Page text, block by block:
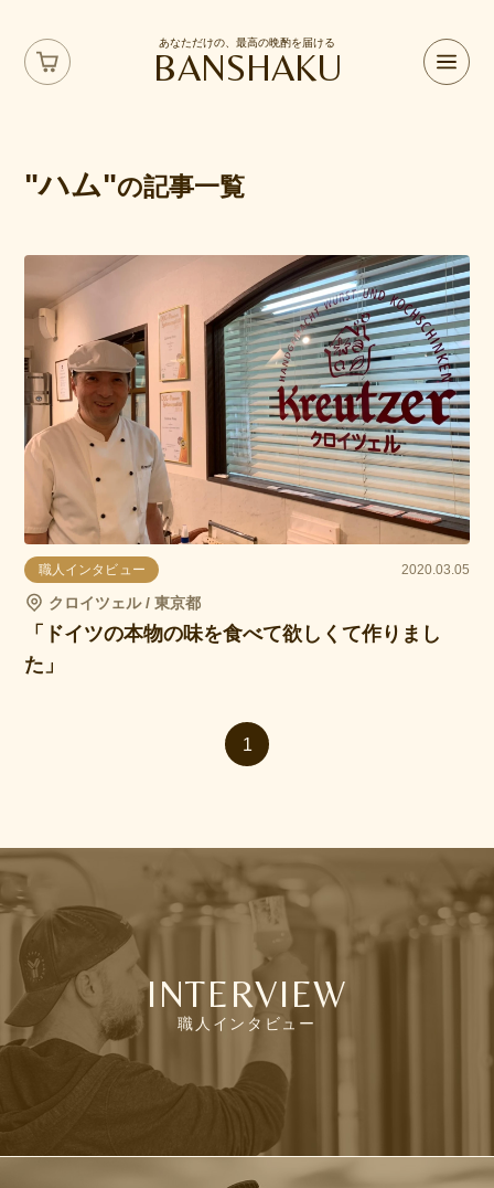
あなただけの、最高の晩酌を届ける
BANSHAKU
"ハム"の記事一覧
職人インタビュー 2020.03.05
クロイツェル / 東京都
「ドイツの本物の味を食べて欲しくて作りまし
た」
1
INTERVIEW
職人インタビュー